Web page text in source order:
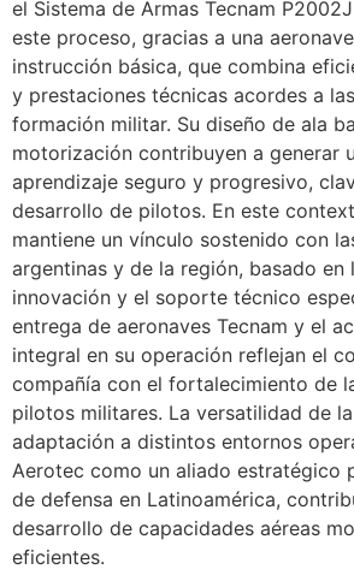
el Sistema de Armas Tecnam
este proceso, gracias a una
instrucción básica, que combina
y prestaciones técnicas acordes a
formación militar. Su diseño de ala
motorización contribuyen a generar
aprendizaje seguro y progresivo,
desarrollo de pilotos. En este
mantiene un vínculo sostenido con
argentinas y de la región, basado en
innovación y el soporte técnico
entrega de aeronaves Tecnam y el
integral en su operación reflejan el
compañía con el fortalecimiento de
pilotos militares. La versatilidad de
adaptación a distintos entornos
Aerotec como un aliado estratégico
de defensa en Latinoamérica,
desarrollo de capacidades aéreas
eficientes.